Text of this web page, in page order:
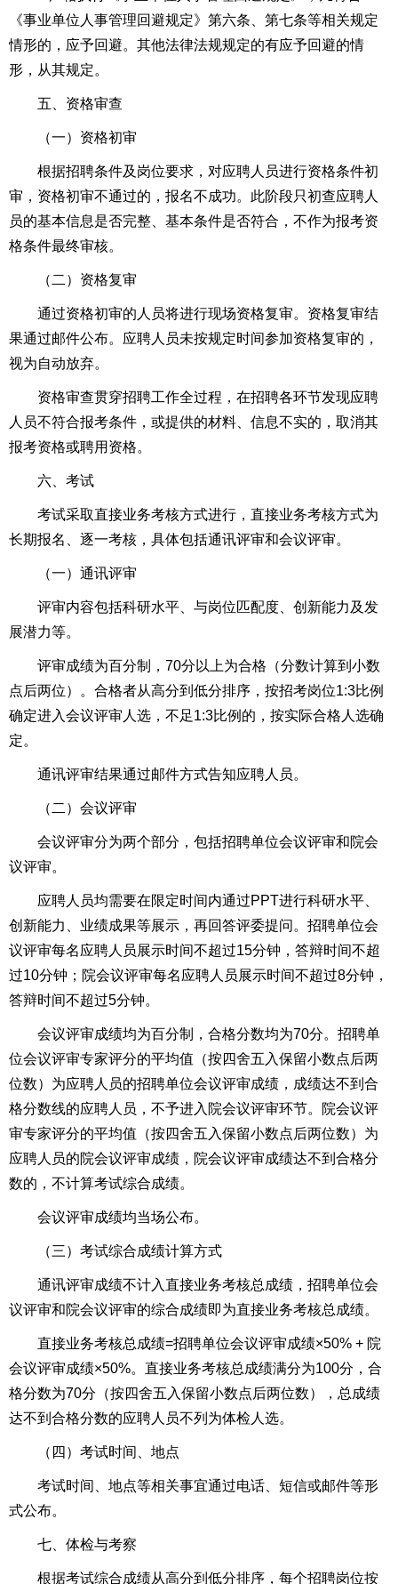
《事业单位人事管理回避规定》第六条、第七条等相关规定
情形的，应予回避。其他法律法规规定的有应予回避的情
形，从其规定。
五、资格审查
（一）资格初审
根据招聘条件及岗位要求，对应聘人员进行资格条件初
审，资格初审不通过的，报名不成功。此阶段只初查应聘人
员的基本信息是否完整、基本条件是否符合，不作为报考资
格条件最终审核。
（二）资格复审
通过资格初审的人员将进行现场资格复审。资格复审结
果通过邮件公布。应聘人员未按规定时间参加资格复审的，
视为自动放弃。
资格审查贯穿招聘工作全过程，在招聘各环节发现应聘
人员不符合报考条件，或提供的材料、信息不实的，取消其
报考资格或聘用资格。
六、考试
考试采取直接业务考核方式进行，直接业务考核方式为
长期报名、逐一考核，具体包括通讯评审和会议评审。
（一）通讯评审
评审内容包括科研水平、与岗位匹配度、创新能力及发
展潜力等。
评审成绩为百分制，70分以上为合格（分数计算到小数
点后两位）。合格者从高分到低分排序，按招考岗位1:3比例
确定进入会议评审人选，不足1:3比例的，按实际合格人选确
定。
通讯评审结果通过邮件方式告知应聘人员。
（二）会议评审
会议评审分为两个部分，包括招聘单位会议评审和院会
议评审。
应聘人员均需要在限定时间内通过PPT进行科研水平、
创新能力、业绩成果等展示，再回答评委提问。招聘单位会
议评审每名应聘人员展示时间不超过15分钟，答辩时间不超
过10分钟；院会议评审每名应聘人员展示时间不超过8分钟，
答辩时间不超过5分钟。
会议评审成绩均为百分制，合格分数均为70分。招聘单
位会议评审专家评分的平均值（按四舍五入保留小数点后两
位数）为应聘人员的招聘单位会议评审成绩，成绩达不到合
格分数线的应聘人员，不予进入院会议评审环节。院会议评
审专家评分的平均值（按四舍五入保留小数点后两位数）为
应聘人员的院会议评审成绩，院会议评审成绩达不到合格分
数的，不计算考试综合成绩。
会议评审成绩均当场公布。
（三）考试综合成绩计算方式
通讯评审成绩不计入直接业务考核总成绩，招聘单位会
议评审和院会议评审的综合成绩即为直接业务考核总成绩。
直接业务考核总成绩=招聘单位会议评审成绩×50% + 院
会议评审成绩×50%。直接业务考核总成绩满分为100分，合
格分数为70分（按四舍五入保留小数点后两位数），总成绩
达不到合格分数的应聘人员不列为体检人选。
（四）考试时间、地点
考试时间、地点等相关事宜通过电话、短信或邮件等形
式公布。
七、体检与考察
根据考试综合成绩从高分到低分排序，每个招聘岗位按